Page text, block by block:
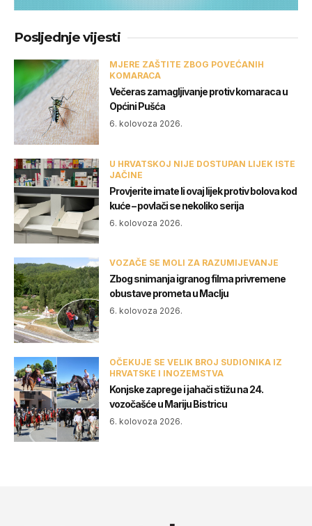
Posljednje vijesti
MJERE ZAŠTITE ZBOG POVEĆANIH
KOMARACA
Večeras zamagljivanje protiv komaraca u
Općini Pušća
6. kolovoza 2026.
U HRVATSKOJ NIJE DOSTUPAN LIJEK ISTE
JAČINE
Provjerite imate li ovaj lijek protiv bolova kod
kuće – povlači se nekoliko serija
6. kolovoza 2026.
VOZAČE SE MOLI ZA RAZUMIJEVANJE
Zbog snimanja igranog filma privremene
obustave prometa u Maclju
6. kolovoza 2026.
OČEKUJE SE VELIK BROJ SUDIONIKA IZ
HRVATSKE I INOZEMSTVA
Konjske zaprege i jahači stižu na 24.
vozočašće u Mariju Bistricu
6. kolovoza 2026.